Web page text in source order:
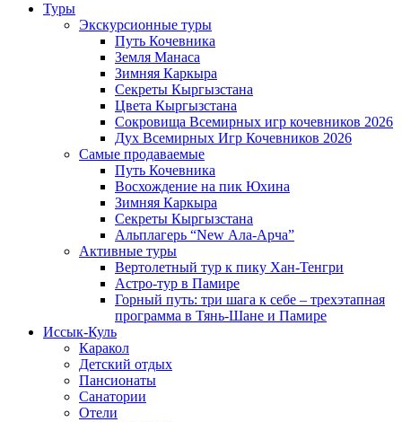
Туры
Экскурсионные туры
Путь Кочевника
Земля Манаса
Зимняя Каркыра
Секреты Кыргызстана
Цвета Кыргызстана
Сокровища Всемирных игр кочевников 2026
Дух Всемирных Игр Кочевников 2026
Самые продаваемые
Путь Кочевника
Восхождение на пик Юхина
Зимняя Каркыра
Секреты Кыргызстана
Альплагерь “New Ала-Арча”
Активные туры
Вертолетный тур к пику Хан-Тенгри
Астро-тур в Памире
Горный путь: три шага к себе – трехэтапная
программа в Тянь-Шане и Памире
Иссык-Куль
Каракол
Детский отдых
Пансионаты
Санатории
Отели